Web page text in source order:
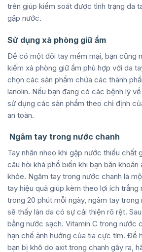
trên giúp kiểm soát được tình trạng da
gặp nước.
Sử dụng xà phòng giữ ẩm
Để có một đôi tay mềm mại, bạn cũng
kiếm xà phòng giữ ẩm phù hợp với da
chọn các sản phẩm chứa các thành
lanolin. Nếu bạn đang có các bệnh lý
sử dụng các sản phẩm theo chỉ định
an toàn.
Ngâm tay trong nước chanh
Tay nhăn nheo khi gặp nước thiếu chất
câu hỏi khá phổ biến khi bạn băn
khỏe. Ngâm tay trong nước chanh là
tay hiệu quả giúp kèm theo lợi ích trắng
trong 20 phút mỗi ngày, ngâm tay trong
sẽ thấy làn da có sự cải thiện rõ rệt.
bằng nước sạch. Vitamin C trong nước
hạn chế ảnh hưởng của tia cực tím. Để
bạn bị khô do axit trong chanh gây ra,